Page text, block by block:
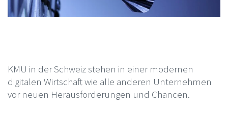
KMU in der Schweiz stehen in einer modernen
digitalen Wirtschaft wie alle anderen Unternehmen
vor neuen Herausforderungen und Chancen.